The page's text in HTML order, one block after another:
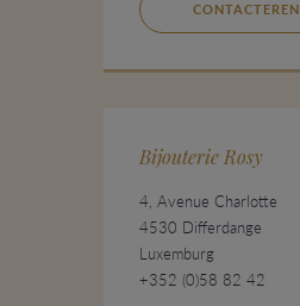
CONTACTEREN
Bijouterie Rosy
4, Avenue Charlotte
4530 Differdange
Luxemburg
+352 (0)58 82 42